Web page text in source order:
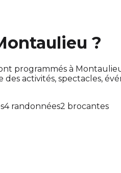
?
programmés à
activités, spectacles,
4 randonnées2 brocantes